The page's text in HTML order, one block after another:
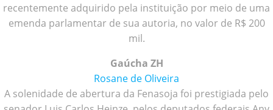
recentemente adquirido pela instituição por meio de uma
emenda parlamentar de sua autoria, no valor de R$ 200
mil.
Gaúcha ZH
Rosane de Oliveira
A solenidade de abertura da Fenasoja foi prestigiada pelo